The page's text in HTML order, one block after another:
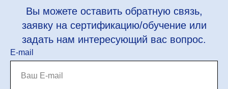
Вы можете оставить обратную связь,
заявку на сертификацию/обучение или
задать нам интересующий вас вопрос.
E-mail